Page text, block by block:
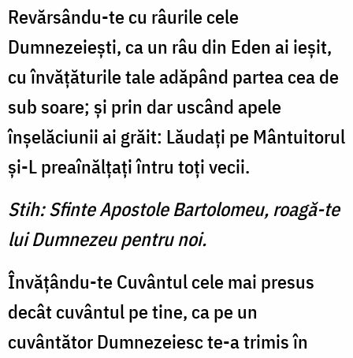
Revărsându-te cu râurile cele
Dumnezeieşti, ca un râu din Eden ai ieşit,
cu învăţăturile tale adăpând partea cea de
sub soare; şi prin dar uscând apele
înşelăciunii ai grăit: Lăudaţi pe Mântuitorul
şi-L preaînălţaţi întru toţi vecii.
Stih: Sfinte Apostole Bartolomeu, roagă-te
lui Dumnezeu pentru noi.
Învăţându-te Cuvântul cele mai presus
decât cuvântul pe tine, ca pe un
cuvântător Dumnezeiesc te-a trimis în